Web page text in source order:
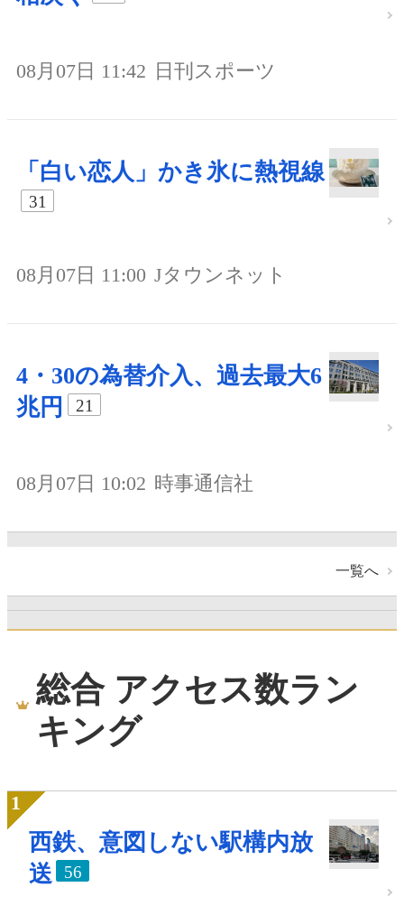
08月07日 11:42 日刊スポーツ
「白い恋人」かき氷に熱視線
31
08月07日 11:00 Jタウンネット
4・30の為替介入、過去最大6
兆円
21
08月07日 10:02 時事通信社
一覧へ
総合 アクセス数ラン
キング
西鉄、意図しない駅構内放
送
56